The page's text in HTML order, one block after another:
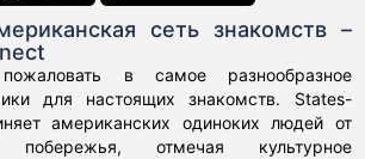
сеть знакомств –
в самое разнообразное
для настоящих знакомств. States-
американских одиноких людей от
отмечая культурное